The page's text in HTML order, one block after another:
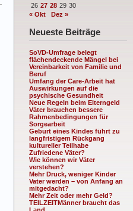
26 27 28 29 30
« Okt
Dez »
Neueste Beiträge
SoVD-Umfrage belegt
flächendeckende Mängel bei
Vereinbarkeit von Familie und
Beruf
Umfang der Care-Arbeit hat
Auswirkungen auf die
psychische Gesundheit
Neue Regeln beim Elterngeld
Väter brauchen bessere
Rahmenbedingungen für
Sorgearbeit
Geburt eines Kindes führt zu
langfristigem Rückgang
kultureller Teilhabe
Zufriedene Väter?
Wie können wir Väter
verstehen?
Mehr Druck, weniger Kinder
Vater werden – von Anfang an
mitgedacht?
Mehr Zeit oder mehr Geld?
TEILZEITMänner braucht das